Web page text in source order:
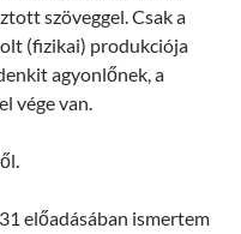
szöveggel. Csak a
(fizikai) produkciója
agyonlőnek, a
vége van.
előadásában ismertem